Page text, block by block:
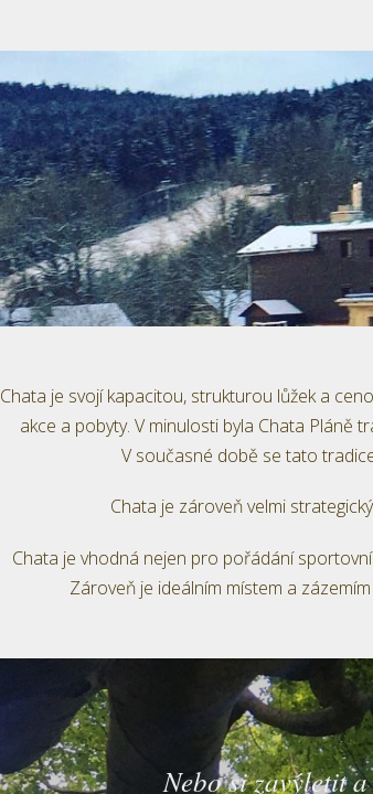
Chata je svojí kapacitou, strukturou lůžek a
akce a pobyty. V minulosti byla Chata Pláně
V současné době se tato
Chata je zároveň velmi
Chata je vhodná nejen pro pořádání
Zároveň je ideálním místem a
Nebo si zavýletit